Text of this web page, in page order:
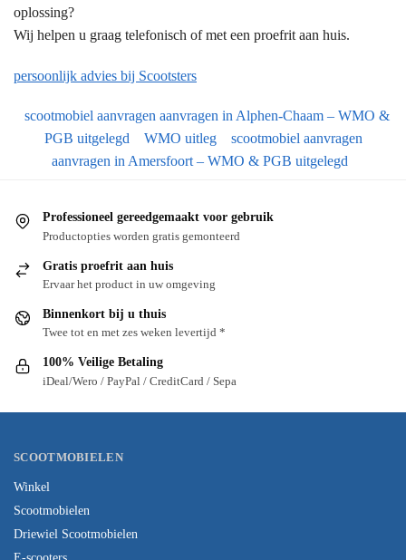
oplossing?
Wij helpen u graag telefonisch of met een proefrit aan huis.
persoonlijk advies bij Scootsters
scootmobiel aanvragen aanvragen in Alphen-Chaam – WMO &
PGB uitgelegd
WMO uitleg
scootmobiel aanvragen
aanvragen in Amersfoort – WMO & PGB uitgelegd
Professioneel gereedgemaakt voor gebruik
Productopties worden gratis gemonteerd
Gratis proefrit aan huis
Ervaar het product in uw omgeving
Binnenkort bij u thuis
Twee tot en met zes weken levertijd *
100% Veilige Betaling
iDeal/Wero / PayPal / CreditCard / Sepa
SCOOTMOBIELEN
Winkel
Scootmobielen
Driewiel Scootmobielen